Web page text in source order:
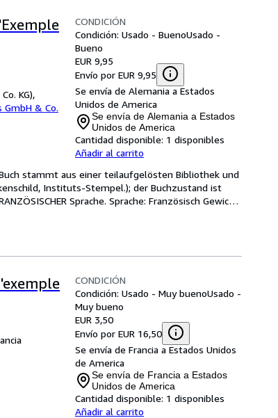
KG),
& Co.
CONDICIÓN
Condición: Usado - BuenoUsado -
Bueno
EUR 9,95
Envío por EUR 9,95
Se envía de Alemania a Estados
Unidos de America
Se envía de Alemania a Estados
Unidos de America
Cantidad disponible: 1 disponibles
Añadir al carrito
stammt aus einer teilaufgelösten Bibliothek und
Instituts-Stempel.); der Buchzustand ist
Sprache. Sprache: Französisch Gewicht
CONDICIÓN
Condición: Usado - Muy buenoUsado -
Muy bueno
EUR 3,50
Envío por EUR 16,50
Se envía de Francia a Estados Unidos
de America
Se envía de Francia a Estados
Unidos de America
Cantidad disponible: 1 disponibles
Añadir al carrito